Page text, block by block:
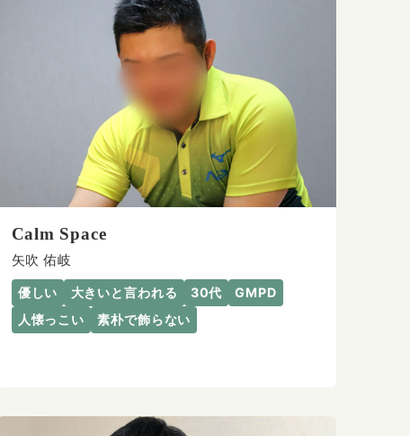
Calm Space
矢吹 佑岐
優しい 大きいと言われる 30代
GMPD
人懐っこい
素朴で飾らない